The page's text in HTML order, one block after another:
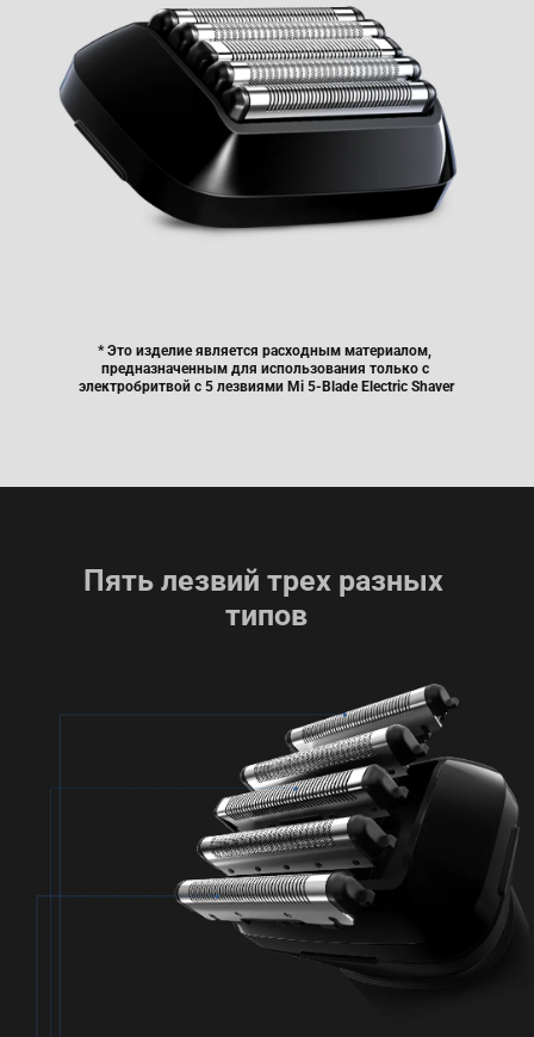
* Это изделие является расходным материалом,
предназначенным для использования только с
электробритвой с 5 лезвиями Mi 5-Blade Electric Shaver
Пять лезвий трех разных
типов